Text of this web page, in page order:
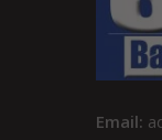
Email: